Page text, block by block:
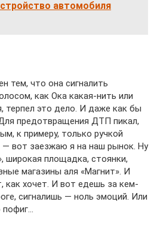
автомобиля
тем, что она сигналить
как Ока какая-нить или
терпел это дело. И даже как бы
предотвращения ДТП пикал,
к примеру, только ручкой
вот заезжаю я на наш рынок. Ну
широкая площадка, стоянки,
магазины аля «Магнит». И
как хочет. И вот едешь за кем-
сигналишь — ноль эмоций. Или
пофиг…